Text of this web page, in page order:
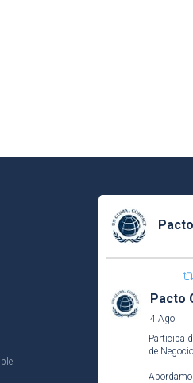
Pacto
4 Ago
Participa
de